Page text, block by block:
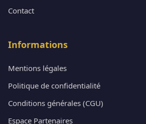
Contact
Informations
Mentions légales
Politique de confidentialité
Conditions générales (CGU)
Espace Partenaires